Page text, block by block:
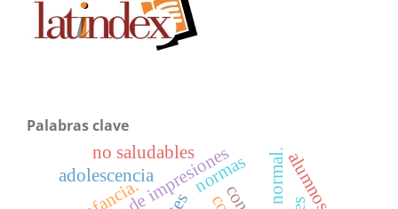
Palabras clave
adolescencia normas
no saludables alumnos